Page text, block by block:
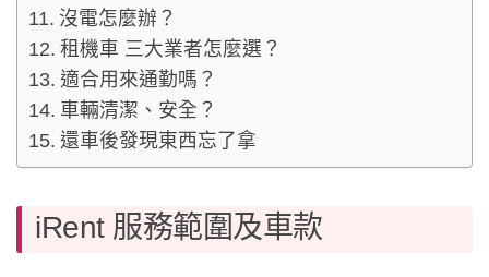
沒電怎麼辦？
租機車 三大業者怎麼選？
適合用來通勤嗎？
車輛清潔、安全？
還車後發現東西忘了拿
iRent 服務範圍及車款